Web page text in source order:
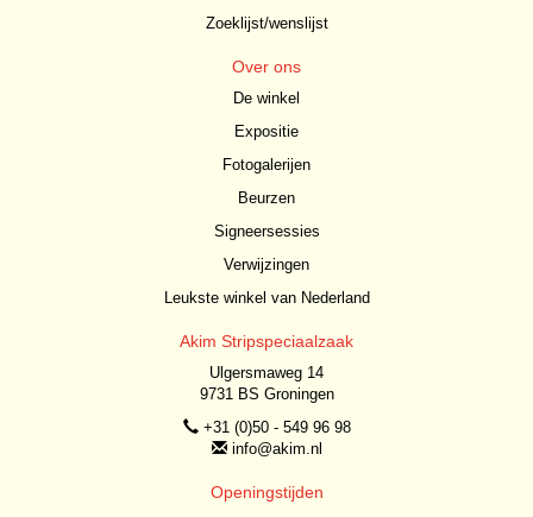
Zoeklijst/wenslijst
Over ons
De winkel
Expositie
Fotogalerijen
Beurzen
Signeersessies
Verwijzingen
Leukste winkel van Nederland
Akim Stripspeciaalzaak
Ulgersmaweg 14
9731 BS Groningen
+31 (0)50 - 549 96 98
info@akim.nl
Openingstijden